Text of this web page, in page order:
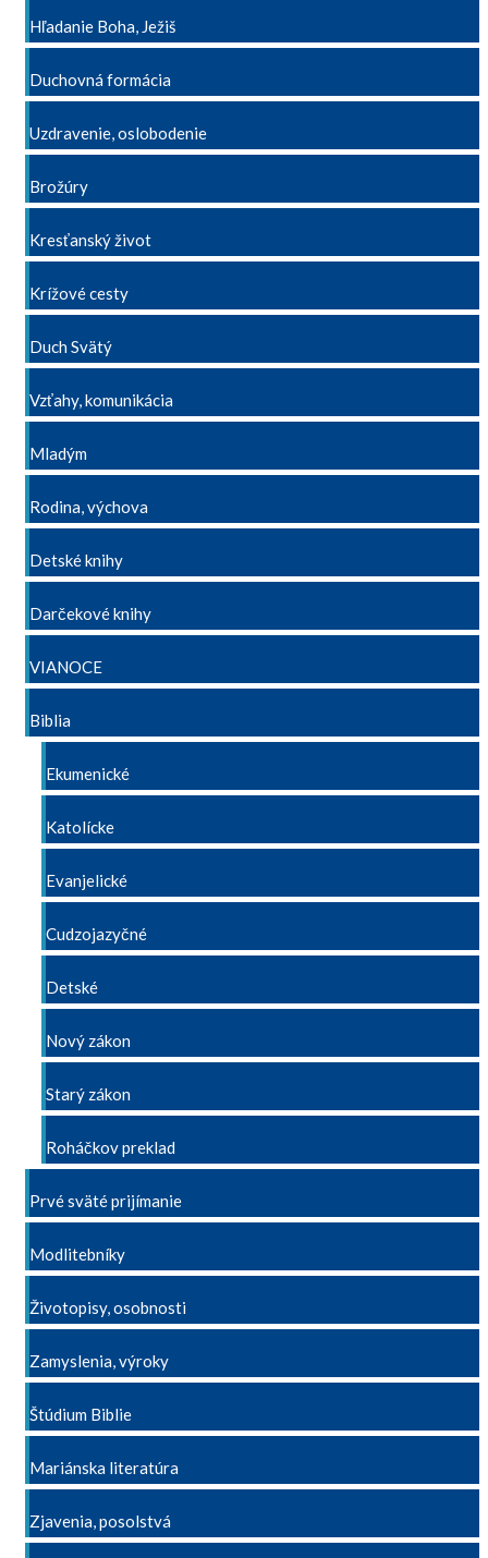
Hľadanie Boha, Ježiš
Duchovná formácia
Uzdravenie, oslobodenie
Brožúry
Kresťanský život
Krížové cesty
Duch Svätý
Vzťahy, komunikácia
Mladým
Rodina, výchova
Detské knihy
Darčekové knihy
VIANOCE
Biblia
Ekumenické
Katolícke
Evanjelické
Cudzojazyčné
Detské
Nový zákon
Starý zákon
Roháčkov preklad
Prvé sväté prijímanie
Modlitebníky
Životopisy, osobnosti
Zamyslenia, výroky
Štúdium Biblie
Mariánska literatúra
Zjavenia, posolstvá